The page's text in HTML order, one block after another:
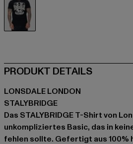
PRODUKT DETAILS
LONSDALE LONDON
STALYBRIDGE
Das STALYBRIDGE T-Shirt von
unkompliziertes Basic, das in
fehlen sollte. Gefertigt aus 100%